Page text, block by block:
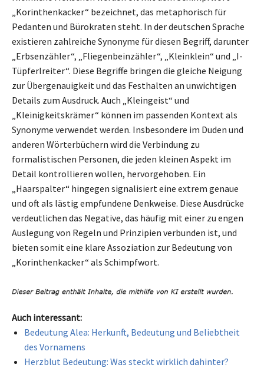
„Korinthenkacker“ bezeichnet, das metaphorisch für
Pedanten und Bürokraten steht. In der deutschen Sprache
existieren zahlreiche Synonyme für diesen Begriff, darunter
„Erbsenzähler“, „Fliegenbeinzähler“, „Kleinklein“ und „I-
Tüpferlreiter“. Diese Begriffe bringen die gleiche Neigung
zur Übergenauigkeit und das Festhalten an unwichtigen
Details zum Ausdruck. Auch „Kleingeist“ und
„Kleinigkeitskrämer“ können im passenden Kontext als
Synonyme verwendet werden. Insbesondere im Duden und
anderen Wörterbüchern wird die Verbindung zu
formalistischen Personen, die jeden kleinen Aspekt im
Detail kontrollieren wollen, hervorgehoben. Ein
„Haarspalter“ hingegen signalisiert eine extrem genaue
und oft als lästig empfundene Denkweise. Diese Ausdrücke
verdeutlichen das Negative, das häufig mit einer zu engen
Auslegung von Regeln und Prinzipien verbunden ist, und
bieten somit eine klare Assoziation zur Bedeutung von
„Korinthenkacker“ als Schimpfwort.
Auch interessant:
Bedeutung Alea: Herkunft, Bedeutung und Beliebtheit
des Vornamens
Herzblut Bedeutung: Was steckt wirklich dahinter?